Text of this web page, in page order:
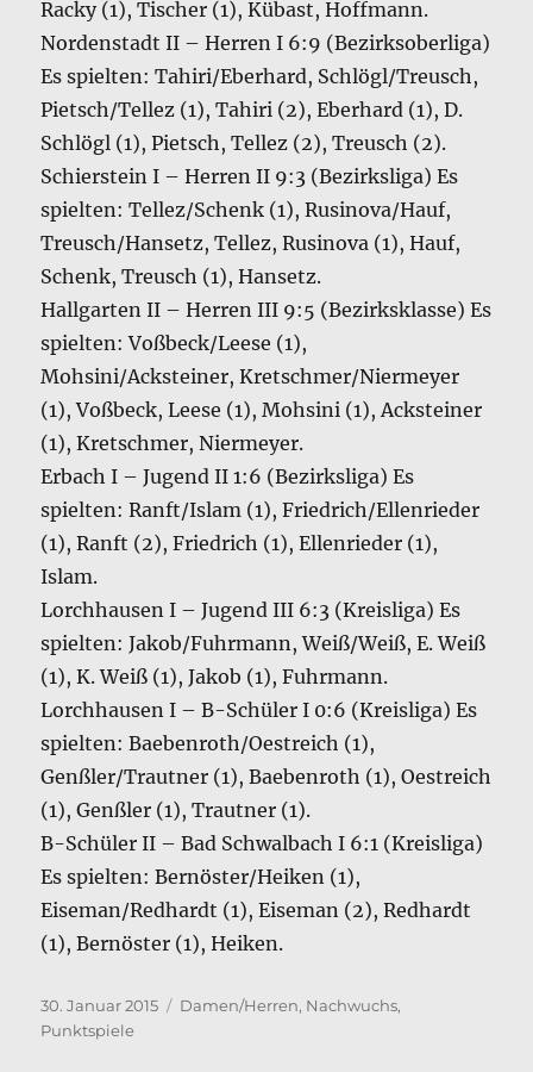
Racky (1), Tischer (1), Kübast, Hoffmann.
Nordenstadt II – Herren I 6:9 (Bezirksoberliga)
Es spielten: Tahiri/Eberhard, Schlögl/Treusch,
Pietsch/Tellez (1), Tahiri (2), Eberhard (1), D.
Schlögl (1), Pietsch, Tellez (2), Treusch (2).
Schierstein I – Herren II 9:3 (Bezirksliga) Es
spielten: Tellez/Schenk (1), Rusinova/Hauf,
Treusch/Hansetz, Tellez, Rusinova (1), Hauf,
Schenk, Treusch (1), Hansetz.
Hallgarten II – Herren III 9:5 (Bezirksklasse) Es
spielten: Voßbeck/Leese (1),
Mohsini/Acksteiner, Kretschmer/Niermeyer
(1), Voßbeck, Leese (1), Mohsini (1), Acksteiner
(1), Kretschmer, Niermeyer.
Erbach I – Jugend II 1:6 (Bezirksliga) Es
spielten: Ranft/Islam (1), Friedrich/Ellenrieder
(1), Ranft (2), Friedrich (1), Ellenrieder (1),
Islam.
Lorchhausen I – Jugend III 6:3 (Kreisliga) Es
spielten: Jakob/Fuhrmann, Weiß/Weiß, E. Weiß
(1), K. Weiß (1), Jakob (1), Fuhrmann.
Lorchhausen I – B-Schüler I 0:6 (Kreisliga) Es
spielten: Baebenroth/Oestreich (1),
Genßler/Trautner (1), Baebenroth (1), Oestreich
(1), Genßler (1), Trautner (1).
B-Schüler II – Bad Schwalbach I 6:1 (Kreisliga)
Es spielten: Bernöster/Heiken (1),
Eiseman/Redhardt (1), Eiseman (2), Redhardt
(1), Bernöster (1), Heiken.
Veröffentlicht
am
30. Januar 2015 Kategorien
Damen/Herren, Nachwuchs,
Punktspiele